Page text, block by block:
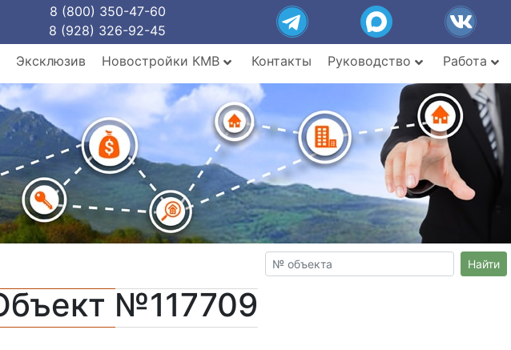
8 (800) 350-47-60
8 (928) 326-92-45
Эксклюзив Новостройки КМВ Контакты Руководство Работа
Найти
№117709